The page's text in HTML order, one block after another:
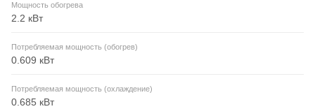
Мощность обогрева
2.2 кВт
Потребляемая мощность (обогрев)
0.609 кВт
Потребляемая мощность (охлаждение)
0.685 кВт